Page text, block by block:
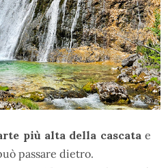
più alta della cascatae
passare dietro.